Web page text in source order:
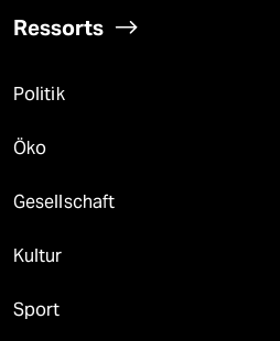
Ressorts
Politik
Öko
Gesellschaft
Kultur
Sport